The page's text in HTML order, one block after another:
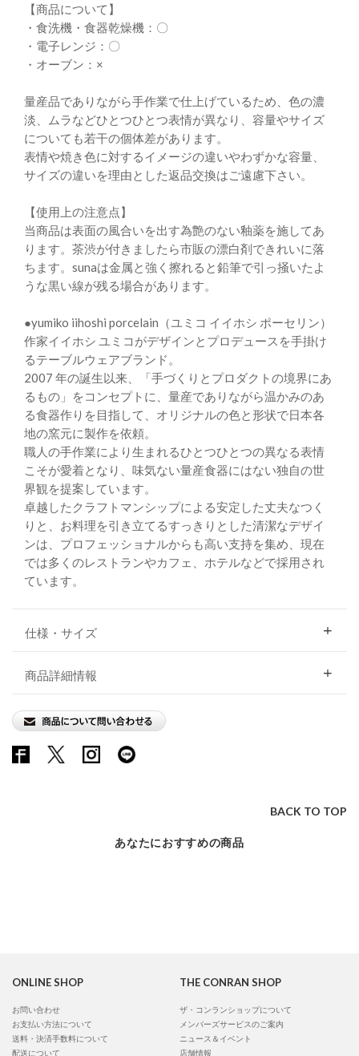
【商品について】
・食洗機・食器乾燥機：〇
・電子レンジ：〇
・オーブン：×
量産品でありながら手作業で仕上げているため、色の濃
淡、ムラなどひとつひとつ表情が異なり、容量やサイズ
についても若干の個体差があります。
表情や焼き色に対するイメージの違いやわずかな容量、
サイズの違いを理由とした返品交換はご遠慮下さい。
【使用上の注意点】
当商品は表面の風合いを出す為艶のない釉薬を施してあ
ります。茶渋が付きましたら市販の漂白剤できれいに落
ちます。sunaは金属と強く擦れると鉛筆で引っ掻いたよ
うな黒い線が残る場合があります。
●yumiko iihoshi porcelain（ユミコ イイホシ ポーセリン）
作家イイホシ ユミコがデザインとプロデュースを手掛け
るテーブルウェアブランド。
2007 年の誕生以来、「手づくりとプロダクトの境界にあ
るもの」をコンセプトに、量産でありながら温かみのあ
る食器作りを目指して、オリジナルの色と形状で日本各
地の窯元に製作を依頼。
職人の手作業により生まれるひとつひとつの異なる表情
こそが愛着となり、味気ない量産食器にはない独自の世
界観を提案しています。
卓越したクラフトマンシップによる安定した丈夫なつく
りと、お料理を引き立てるすっきりとした清潔なデザイ
ンは、プロフェッショナルからも高い支持を集め、現在
では多くのレストランやカフェ、ホテルなどで採用され
ています。
仕様・サイズ
商品詳細情報
BACK TO TOP
あなたにおすすめの商品
ONLINE SHOP
お問い合わせ
お支払い方法について
送料・決済手数料について
配送について
THE CONRAN SHOP
ザ・コンランショップについて
メンバーズサービスのご案内
ニュース＆イベント
店舗情報